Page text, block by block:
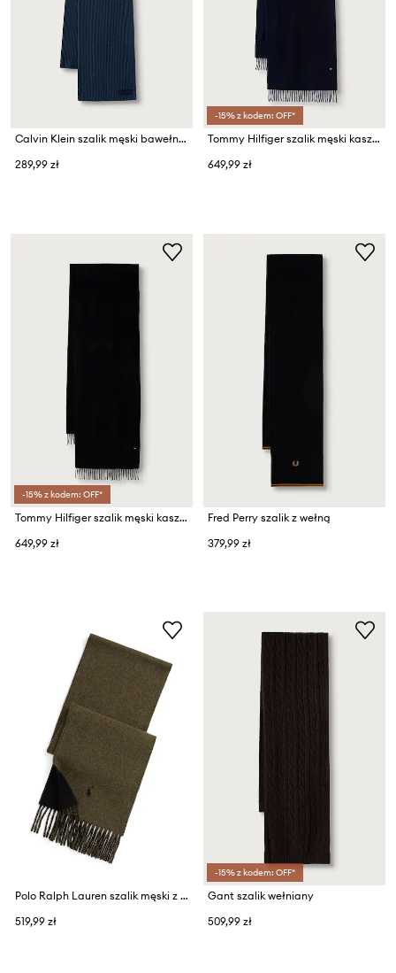
Calvin Klein szalik męski bawełniany
289,99 zł
-15% z kodem: OFF*
Tommy Hilfiger szalik męski kaszmirowy
649,99 zł
-15% z kodem: OFF*
Tommy Hilfiger szalik męski kaszmirowy
649,99 zł
Fred Perry szalik z wełną
379,99 zł
Polo Ralph Lauren szalik męski z wełną
519,99 zł
-15% z kodem: OFF*
Gant szalik wełniany
509,99 zł